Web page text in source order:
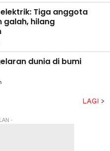
Tiga anggota
galah, hilang
dunia di bumi
LAGI
-